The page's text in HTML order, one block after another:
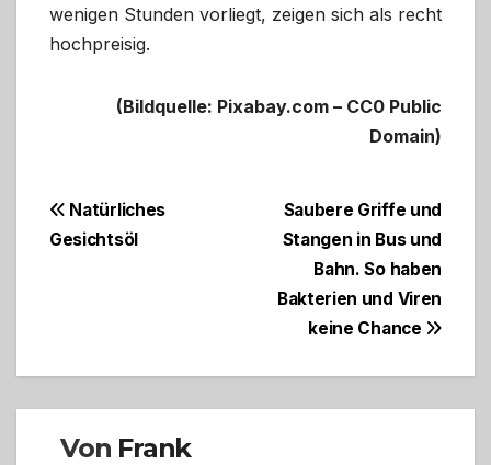
wenigen Stunden vorliegt, zeigen sich als recht
hochpreisig.
(Bildquelle: Pixabay.com – CC0 Public
Domain)
BeitragsnavigationSaubere Griffe und
Stangen in Bus und
Bahn. So haben
Bakterien und Viren
keine Chance
Natürliches
Gesichtsöl
Von Frank